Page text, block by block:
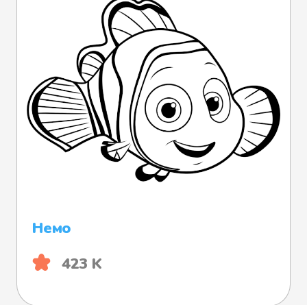
Немо
423 K